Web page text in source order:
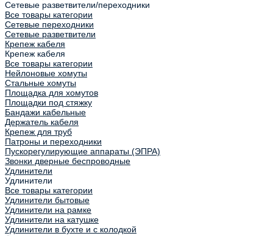
Сетевые разветвители/переходники
Все товары категории
Сетевые переходники
Сетевые разветвители
Крепеж кабеля
Крепеж кабеля
Все товары категории
Нейлоновые хомуты
Стальные хомуты
Площадка для хомутов
Площадки под стяжку
Бандажи кабельные
Держатель кабеля
Крепеж для труб
Патроны и переходники
Пускорегулирующие аппараты (ЭПРА)
Звонки дверные беспроводные
Удлинители
Удлинители
Все товары категории
Удлинители бытовые
Удлинители на рамке
Удлинители на катушке
Удлинители в бухте и с колодкой